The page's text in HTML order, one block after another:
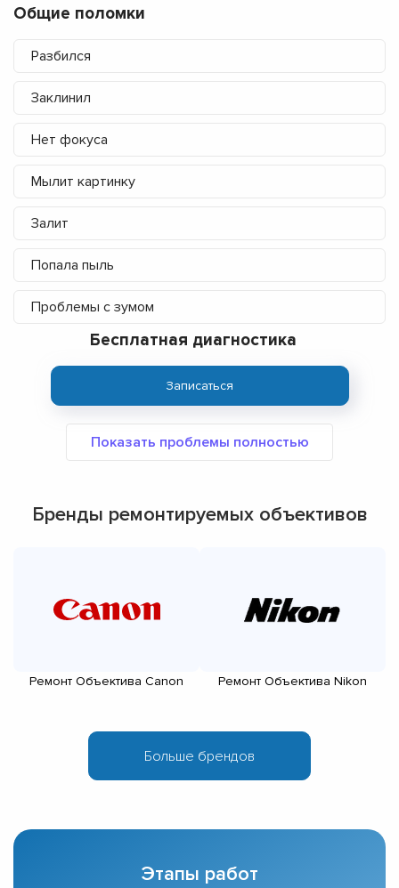
Общие поломки
Разбился
Заклинил
Нет фокуса
Мылит картинку
Залит
Попала пыль
Проблемы с зумом
Бесплатная диагностика
Записаться
Бренды ремонтируемых объективов
Ремонт Объектива Canon Ремонт Объектива Nikon
Этапы работ